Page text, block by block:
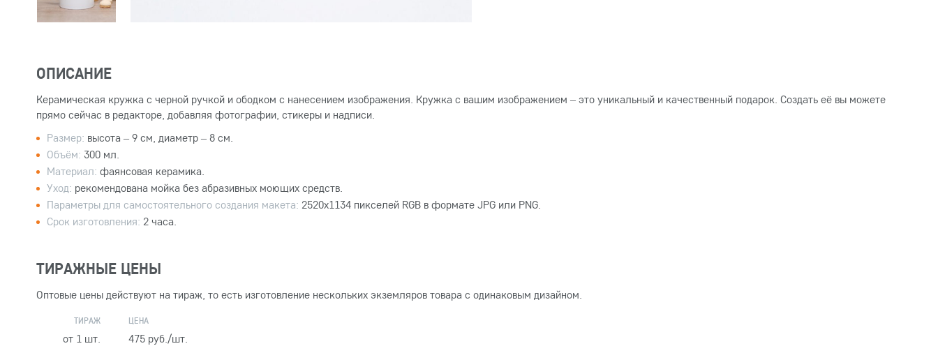
ОПИСАНИЕ
Керамическая кружка с черной ручкой и ободком с нанесением изображения. Кружка с вашим изображением – это уникальный и качественный подарок. Создать её вы можете
прямо сейчас в редакторе, добавляя фотографии, стикеры и надписи.
Размер: высота – 9 см, диаметр – 8 см.
Объём: 300 мл.
Материал: фаянсовая керамика.
Уход: рекомендована мойка без абразивных моющих средств.
Параметры для самостоятельного создания макета: 2520x1134 пикселей RGB в формате JPG или PNG.
Срок изготовления: 2 часа.
ТИРАЖНЫЕ ЦЕНЫ
Оптовые цены действуют на тираж, то есть изготовление нескольких экземляров товара с одинаковым дизайном.
ТИРАЖ ЦЕНА
от 1 шт.
475 руб./шт.